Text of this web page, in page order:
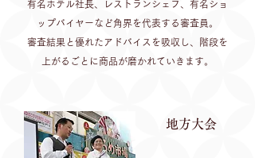
有名ホテル社長、レストランシェフ、有名ショ
ップバイヤーなど角界を代表する審査員。
​審査結果と優れたアドバイスを吸収し、階段を
上がるごとに商品が磨かれていきます。
地方大会